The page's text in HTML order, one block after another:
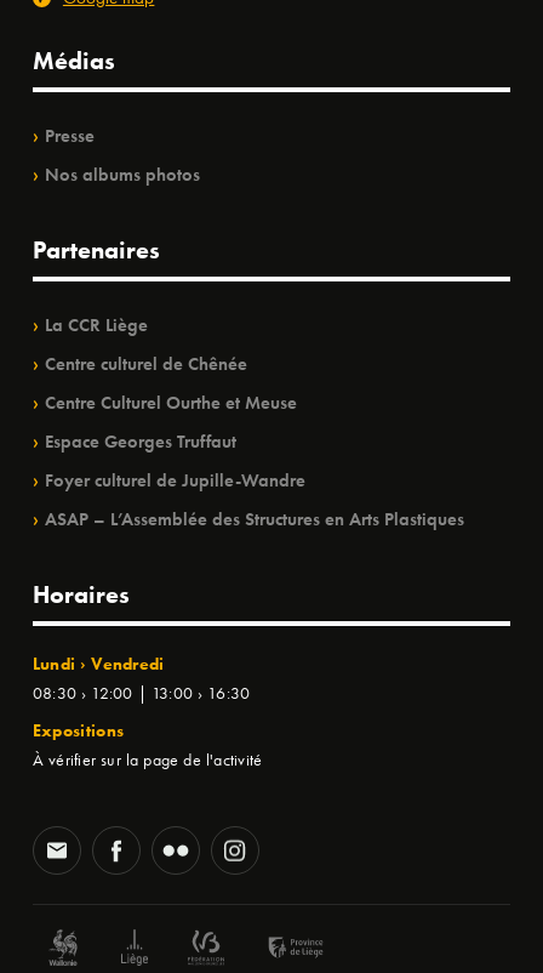
Médias
Presse
Nos albums photos
Partenaires
La CCR Liège
Centre culturel de Chênée
Centre Culturel Ourthe et Meuse
Espace Georges Truffaut
Foyer culturel de Jupille-Wandre
ASAP – L’Assemblée des Structures en Arts Plastiques
Horaires
Lundi › Vendredi
08:30 › 12:00 | 13:00 › 16:30
Expositions
À vérifier sur la page de l'activité